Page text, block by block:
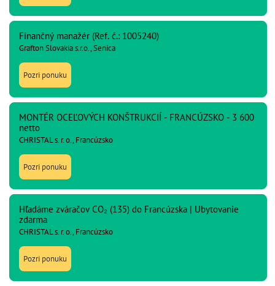
Finančný manažér (Ref. č.: 1005240)
Grafton Slovakia s.r.o., Senica
Pozri ponuku
MONTÉR OCEĽOVÝCH KONŠTRUKCIÍ - FRANCÚZSKO - 3 600
netto
CHRISTAL s. r. o., Francúzsko
Pozri ponuku
Hľadáme zváračov CO₂ (135) do Francúzska | Ubytovanie
zdarma
CHRISTAL s. r. o., Francúzsko
Pozri ponuku